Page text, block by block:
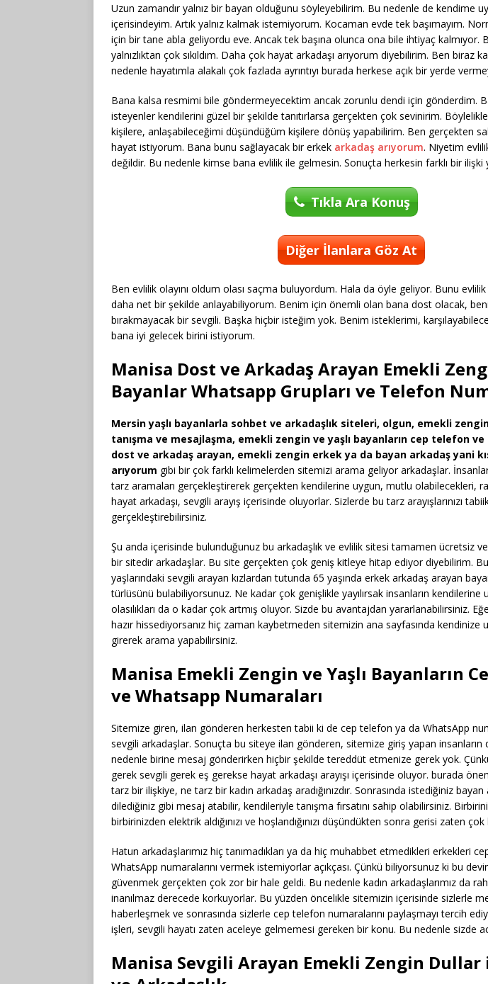
Uzun zamandır yalnız bir bayan olduğunu söyleyebilirim. Bu nedenle de kendime
içerisindeyim. Artık yalnız kalmak istemiyorum. Kocaman evde tek başımayım.
için bir tane abla geliyordu eve. Ancak tek başına olunca ona bile ihtiyaç kalmıyor.
yalnızlıktan çok sıkıldım. Daha çok hayat arkadaşı arıyorum diyebilirim. Ben biraz
nedenle hayatımla alakalı çok fazlada ayrıntıyı burada herkese açık bir yerde
Bana kalsa resmimi bile göndermeyecektim ancak zorunlu dendi için gönderdim.
isteyenler kendilerini güzel bir şekilde tanıtırlarsa gerçekten çok sevinirim.
kişilere, anlaşabileceğimi düşündüğüm kişilere dönüş yapabilirim. Ben gerçekten
hayat istiyorum. Bana bunu sağlayacak bir erkek arkadaş arıyorum. Niyetim
değildir. Bu nedenle kimse bana evlilik ile gelmesin. Sonuçta herkesin farklı bir ilişki
Tıkla Ara Konuş
Diğer İlanlara Göz At
Ben evlilik olayını oldum olası saçma buluyordum. Hala da öyle geliyor. Bunu
daha net bir şekilde anlayabiliyorum. Benim için önemli olan bana dost olacak,
bırakmayacak bir sevgili. Başka hiçbir isteğim yok. Benim isteklerimi,
bana iyi gelecek birini istiyorum.
Manisa Dost ve Arkadaş Arayan Emekli
Bayanlar Whatsapp Grupları ve Telefon
Mersin yaşlı bayanlarla sohbet ve arkadaşlık siteleri, olgun, emekli
tanışma ve mesajlaşma, emekli zengin ve yaşlı bayanların cep telefon
dost ve arkadaş arayan, emekli zengin erkek ya da bayan arkadaş yani
arıyorum gibi bir çok farklı kelimelerden sitemizi arama geliyor arkadaşlar.
tarz aramaları gerçekleştirerek gerçekten kendilerine uygun, mutlu olabilecekleri,
hayat arkadaşı, sevgili arayış içerisinde oluyorlar. Sizlerde bu tarz arayışlarınızı
gerçekleştirebilirsiniz.
Şu anda içerisinde bulunduğunuz bu arkadaşlık ve evlilik sitesi tamamen ücretsiz
bir sitedir arkadaşlar. Bu site gerçekten çok geniş kitleye hitap ediyor diyebilirim.
yaşlarındaki sevgili arayan kızlardan tutunda 65 yaşında erkek arkadaş arayan
türlüsünü bulabiliyorsunuz. Ne kadar çok genişlikle yayılırsak insanların kendilerine
olasılıkları da o kadar çok artmış oluyor. Sizde bu avantajdan yararlanabilirsiniz.
hazır hissediyorsanız hiç zaman kaybetmeden sitemizin ana sayfasında kendinize
girerek arama yapabilirsiniz.
Manisa Emekli Zengin ve Yaşlı Bayanların
ve Whatsapp Numaraları
Sitemize giren, ilan gönderen herkesten tabii ki de cep telefon ya da WhatsApp
sevgili arkadaşlar. Sonuçta bu siteye ilan gönderen, sitemize giriş yapan insanların
nedenle birine mesaj gönderirken hiçbir şekilde tereddüt etmenize gerek yok.
gerek sevgili gerek eş gerekse hayat arkadaşı arayışı içerisinde oluyor. burada
tarz bir ilişkiye, ne tarz bir kadın arkadaş aradığınızdır. Sonrasında istediğiniz bayan
dilediğiniz gibi mesaj atabilir, kendileriyle tanışma fırsatını sahip olabilirsiniz.
birbirinizden elektrik aldığınızı ve hoşlandığınızı düşündükten sonra gerisi zaten
Hatun arkadaşlarımız hiç tanımadıkları ya da hiç muhabbet etmedikleri erkekleri
WhatsApp numaralarını vermek istemiyorlar açıkçası. Çünkü biliyorsunuz ki bu
güvenmek gerçekten çok zor bir hale geldi. Bu nedenle kadın arkadaşlarımız da
inanılmaz derecede korkuyorlar. Bu yüzden öncelikle sitemizin içerisinde sizlerle
haberleşmek ve sonrasında sizlerle cep telefon numaralarını paylaşmayı tercih
işleri, sevgili hayatı zaten aceleye gelmemesi gereken bir konu. Bu nedenle sizde
Manisa Sevgili Arayan Emekli Zengin Dullar